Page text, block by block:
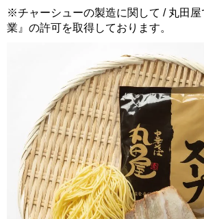
※チャーシューの製造に関して / 丸田
業』の許可を取得しております。